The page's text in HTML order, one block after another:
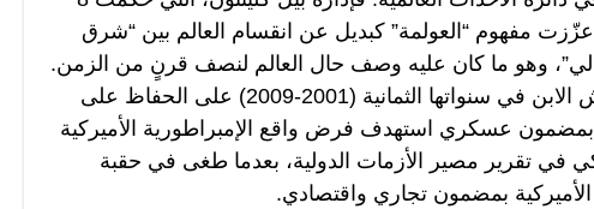
(1993-2001)، عزّزت مفهوم “العولمة” كبديل عن انقسام العالم بين “شرق
وهو ما كان عليه وصف حال العالم لنصف قرنٍ من الزمن.
أيضاً، حرصت إدارة بوش الابن في سنواتها الثمانية (2001-2009) على الحفاظ على
بمضمون عسكري استهدف فرض واقع الإمبراطورية الأميركية
في تقرير مصير الأزمات الدولية، بعدما طغى في حقبة
الأميركية بمضمون تجاري واقتصادي.